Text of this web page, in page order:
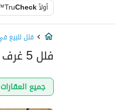
أولاًCheck
فلل للبيع
فلل 5 غرف للبيع في حي النرجس, الرياض
جميع العقارات